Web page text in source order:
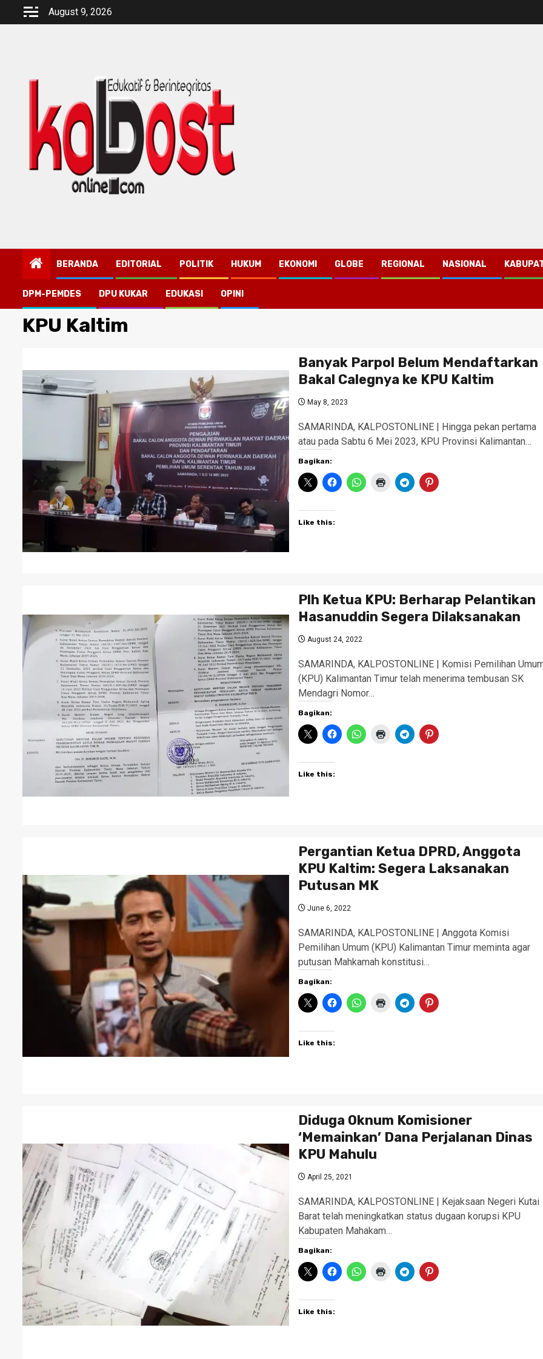
August 9, 2026
BERANDA EDITORIAL POLITIK HUKUM EKONOMI GLOBE REGIONAL NASIONAL
DPM-PEMDES DPU KUKAR EDUKASI OPINI
KPU Kaltim
Banyak Parpol Belum Mendaftarkan
Bakal Calegnya ke KPU Kaltim
May 8, 2023
SAMARINDA, KALPOSTONLINE | Hingga pekan pertama
atau pada Sabtu 6 Mei 2023, KPU Provinsi Kalimantan…
Bagikan:
Like this:
Plh Ketua KPU: Berharap Pelantikan
Hasanuddin Segera Dilaksanakan
August 24, 2022
SAMARINDA, KALPOSTONLINE | Komisi Pemilihan
(KPU) Kalimantan Timur telah menerima tembusan SK
Mendagri Nomor…
Bagikan:
Like this:
Pergantian Ketua DPRD, Anggota
KPU Kaltim: Segera Laksanakan
Putusan MK
June 6, 2022
SAMARINDA, KALPOSTONLINE | Anggota Komisi
Pemilihan Umum (KPU) Kalimantan Timur meminta agar
putusan Mahkamah konstitusi…
Bagikan:
Like this:
Diduga Oknum Komisioner
‘Memainkan’ Dana Perjalanan Dinas
KPU Mahulu
April 25, 2021
SAMARINDA, KALPOSTONLINE | Kejaksaan Negeri Kutai
Barat telah meningkatkan status dugaan korupsi KPU
Kabupaten Mahakam…
Bagikan:
Like this: